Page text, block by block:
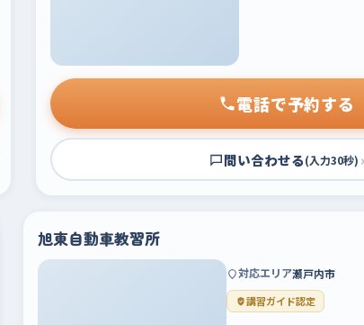
電話で予約する
問い合わせる(入力30秒) ›
旭東自動車教習所
対応エリア瀬戸内市
講習ガイド認定